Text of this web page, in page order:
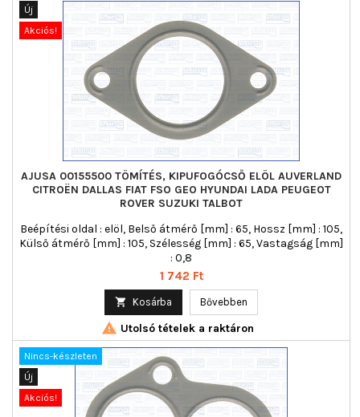
Új
Akciós!
AJUSA 00155500 TÖMÍTÉS, KIPUFOGÓCSŐ ELÖL AUVERLAND
CITROËN DALLAS FIAT FSO GEO HYUNDAI LADA PEUGEOT
ROVER SUZUKI TALBOT
Beépítési oldal : elöl, Belső átmérő [mm] : 65, Hossz [mm] : 105,
Külső átmérő [mm] : 105, Szélesség [mm] : 65, Vastagság [mm]
: 0,8
Ár
1 742 Ft
 Kosárba Bővebben
 Utolsó tételek a raktáron
Nincs-készleten
Új
Akciós!